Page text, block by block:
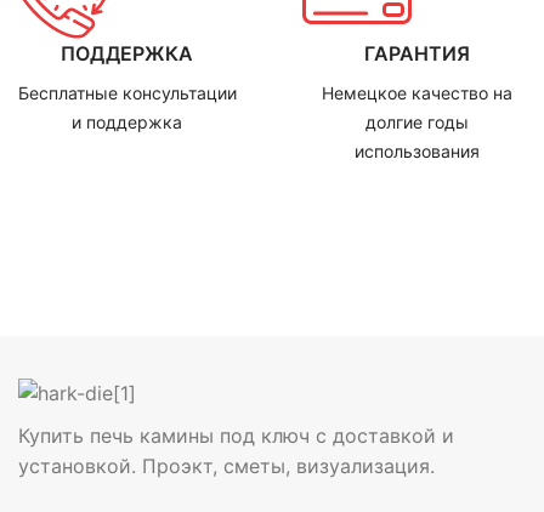
ПОДДЕРЖКА
Бесплатные консультации
и поддержка
ГАРАНТИЯ
Немецкое качество на
долгие годы
использования
Купить печь камины под ключ с доставкой и
установкой. Проэкт, сметы, визуализация.